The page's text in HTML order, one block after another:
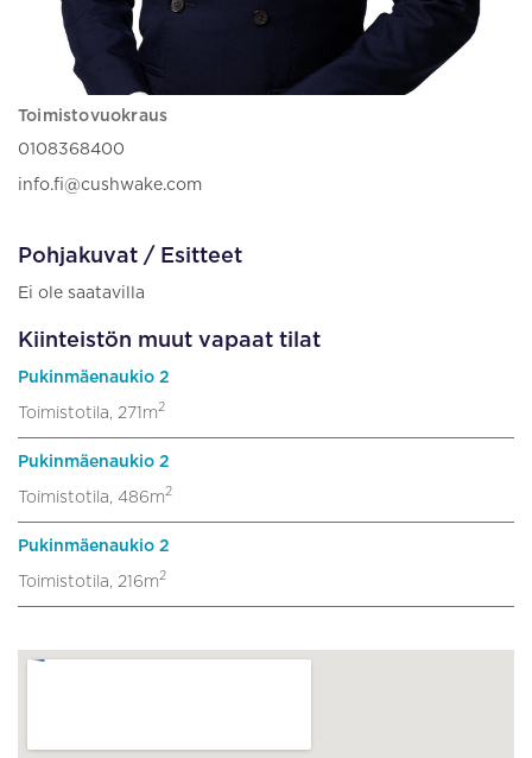
Toimistovuokraus
0108368400
info.fi@cushwake.com
Pohjakuvat / Esitteet
Ei ole saatavilla
Kiinteistön muut vapaat tilat
Pukinmäenaukio 2
Toimistotila, 271m2
Pukinmäenaukio 2
Toimistotila, 486m2
Pukinmäenaukio 2
Toimistotila, 216m2